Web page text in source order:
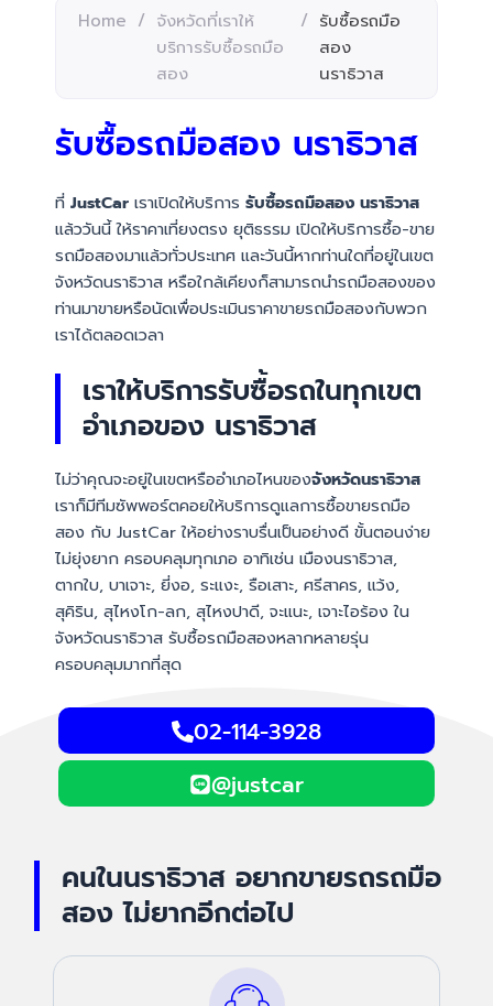
Home / จังหวัดที่เราให้
บริการรับซื้อรถมือ
สอง
/ รับซื้อรถมือ
สอง
นราธิวาส
รับซื้อรถมือสอง นราธิวาส
ที่ JustCar เราเปิดให้บริการ รับซื้อรถมือสอง นราธิวาส
แล้ววันนี้ ให้ราคาเที่ยงตรง ยุติธรรม เปิดให้บริการซื้อ-ขาย
รถมือสองมาแล้วทั่วประเทศ และวันนี้หากท่านใดที่อยู่ในเขต
จังหวัดนราธิวาส หรือใกล้เคียงก็สามารถนำรถมือสองของ
ท่านมาขายหรือนัดเพื่อประเมินราคาขายรถมือสองกับพวก
เราได้ตลอดเวลา
เราให้บริการรับซื้อรถในทุกเขต
อำเภอของ นราธิวาส
ไม่ว่าคุณจะอยู่ในเขตหรืออำเภอไหนของจังหวัดนราธิวาส
เราก็มีทีมซัพพอร์ตคอยให้บริการดูแลการซื้อขายรถมือ
สอง กับ JustCar ให้อย่างราบรื่นเป็นอย่างดี ขั้นตอนง่าย
ไม่ยุ่งยาก ครอบคลุมทุกเภอ อาทิเช่น เมืองนราธิวาส,
ตากใบ, บาเจาะ, ยี่งอ, ระแงะ, รือเสาะ, ศรีสาคร, แว้ง,
สุคิริน, สุไหงโก-ลก, สุไหงปาดี, จะแนะ, เจาะไอร้อง ใน
จังหวัดนราธิวาส รับซื้อรถมือสองหลากหลายรุ่น
ครอบคลุมมากที่สุด
02-114-3928
@justcar
คนในนราธิวาส อยากขายรถรถมือ
สอง ไม่ยากอีกต่อไป